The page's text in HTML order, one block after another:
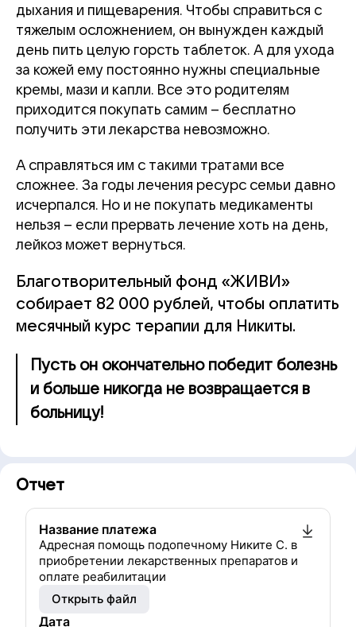
дыхания и пищеварения. Чтобы справиться с
тяжелым осложнением, он вынужден каждый
день пить целую горсть таблеток. А для ухода
за кожей ему постоянно нужны специальные
кремы, мази и капли. Все это родителям
приходится покупать самим – бесплатно
получить эти лекарства невозможно.
А справляться им с такими тратами все
сложнее. За годы лечения ресурс семьи давно
исчерпался. Но и не покупать медикаменты
нельзя – если прервать лечение хоть на день,
лейкоз может вернуться.
Благотворительный фонд «ЖИВИ»
собирает 82 000 рублей, чтобы оплатить
месячный курс терапии для Никиты.
Пусть он окончательно победит болезнь
и больше никогда не возвращается в
больницу!
Отчет
Название платежа
Адресная помощь подопечному Никите С. в
приобретении лекарственных препаратов и
оплате реабилитации
Открыть файл
Дата